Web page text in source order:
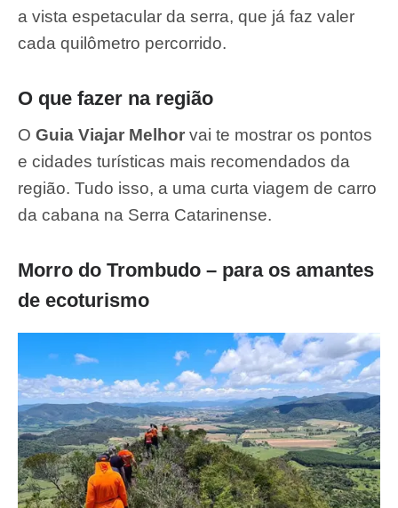
a vista espetacular da serra, que já faz valer
cada quilômetro percorrido.
O que fazer na região
O Guia Viajar Melhor vai te mostrar os pontos
e cidades turísticas mais recomendados da
região. Tudo isso, a uma curta viagem de carro
da cabana na Serra Catarinense.
Morro do Trombudo – para os amantes
de ecoturismo